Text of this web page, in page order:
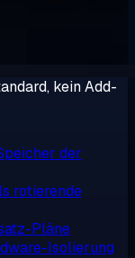
kein Add-
der
rotierende
Pläne
Isolierung